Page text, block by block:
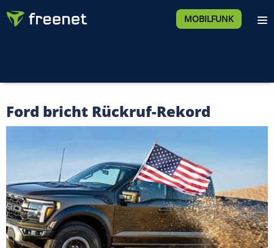
MOBILFUNK
Ford bricht Rückruf-Rekord